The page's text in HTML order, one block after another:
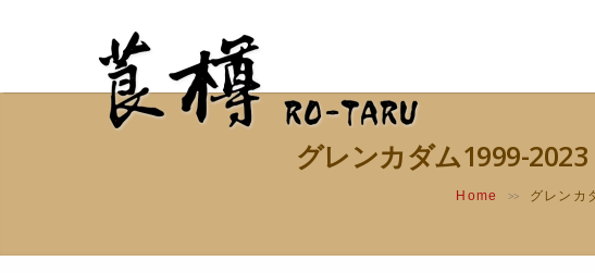
グレンカダム1999-
Home >> グレンカ